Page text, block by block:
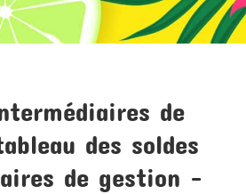
de
des soldes
de gestion –